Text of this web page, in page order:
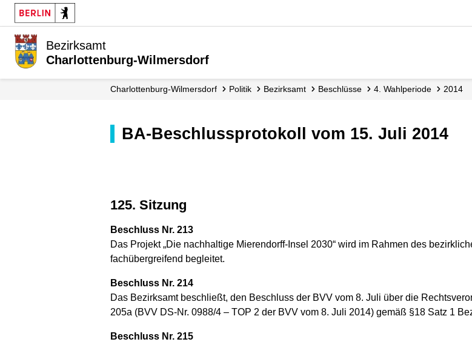
Bezirksamt
Charlottenburg-Wilmersdorf
Charlottenburg-Wilmersdorf Politik Bezirksamt Beschlüsse 4. Wahlperiode 2014
BA-Beschlussprotokoll vom 15. Juli 2014
125. Sitzung
Beschluss Nr. 213
Das Projekt „Die nachhaltige Mierendorff-Insel 2030“ wird im Rahmen des
fachübergreifend begleitet.
Beschluss Nr. 214
Das Bezirksamt beschließt, den Beschluss der BVV vom 8. Juli über die
205a (BVV DS-Nr. 0988/4 – TOP 2 der BVV vom 8. Juli 2014) gemäß §18 Satz 1
Beschluss Nr. 215